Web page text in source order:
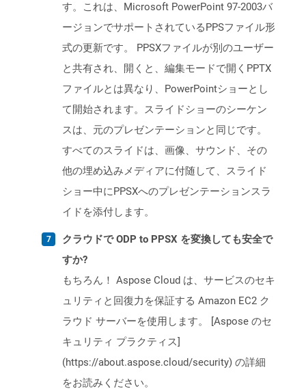
す。これは、Microsoft PowerPoint 97-2003バ
ージョンでサポートされているPPSファイル形
式の更新です。 PPSXファイルが別のユーザー
と共有され、開くと、編集モードで開くPPTX
ファイルとは異なり、PowerPointショーとし
て開始されます。スライドショーのシーケン
スは、元のプレゼンテーションと同じです。
すべてのスライドは、画像、サウンド、その
他の埋め込みメディアに付随して、スライド
ショー中にPPSXへのプレゼンテーションスラ
イドを添付します。
クラウドで ODP to PPSX を変換しても安全で
すか?
もちろん！ Aspose Cloud は、サービスのセキ
ュリティと回復力を保証する Amazon EC2 ク
ラウド サーバーを使用します。 [Aspose のセ
キュリティ プラクティス]
(https://about.aspose.cloud/security) の詳細
をお読みください。